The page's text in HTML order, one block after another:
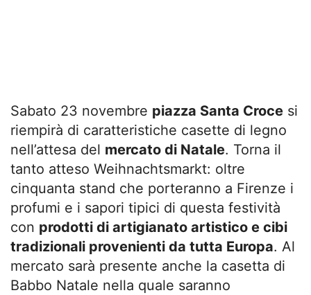
Sabato 23 novembre piazza Santa Croce si
riempirà di caratteristiche casette di legno
nell’attesa del mercato di Natale. Torna il
tanto atteso Weihnachtsmarkt: oltre
cinquanta stand che porteranno a Firenze i
profumi e i sapori tipici di questa festività
con prodotti di artigianato artistico e cibi
tradizionali provenienti da tutta Europa. Al
mercato sarà presente anche la casetta di
Babbo Natale nella quale saranno